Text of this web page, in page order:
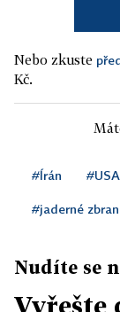
Nebo zkuste
Kč.
#Írán #USA
#jaderné
Nudíte se
Vyřešte